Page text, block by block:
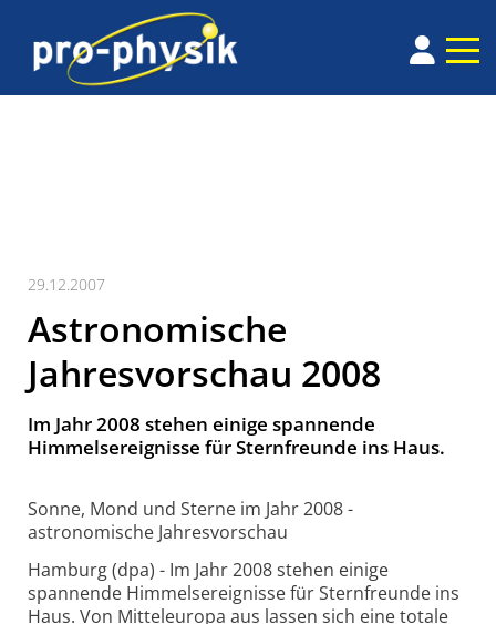
29.12.2007
Astronomische
Jahresvorschau 2008
Im Jahr 2008 stehen einige spannende
Himmelsereignisse für Sternfreunde ins Haus.
Sonne, Mond und Sterne im Jahr 2008 -
astronomische Jahresvorschau
Hamburg (dpa) - Im Jahr 2008 stehen einige
spannende Himmelsereignisse für Sternfreunde ins
Haus. Von Mitteleuropa aus lassen sich eine totale